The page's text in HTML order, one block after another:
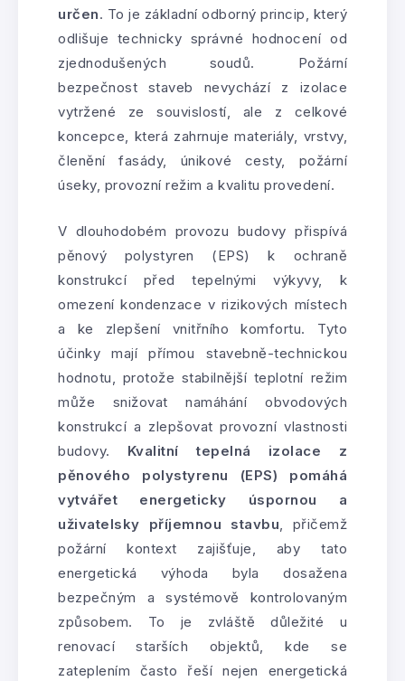
určen. To je základní odborný princip, který
odlišuje technicky správné hodnocení od
zjednodušených soudů. Požární
bezpečnost staveb nevychází z izolace
vytržené ze souvislostí, ale z celkové
koncepce, která zahrnuje materiály, vrstvy,
členění fasády, únikové cesty, požární
úseky, provozní režim a kvalitu provedení.
V dlouhodobém provozu budovy přispívá
pěnový polystyren (EPS) k ochraně
konstrukcí před tepelnými výkyvy, k
omezení kondenzace v rizikových místech
a ke zlepšení vnitřního komfortu. Tyto
účinky mají přímou stavebně-technickou
hodnotu, protože stabilnější teplotní režim
může snižovat namáhání obvodových
konstrukcí a zlepšovat provozní vlastnosti
budovy. Kvalitní tepelná izolace z
pěnového polystyrenu (EPS) pomáhá
vytvářet energeticky úspornou a
uživatelsky příjemnou stavbu, přičemž
požární kontext zajišťuje, aby tato
energetická výhoda byla dosažena
bezpečným a systémově kontrolovaným
způsobem. To je zvláště důležité u
renovací starších objektů, kde se
zateplením často řeší nejen energetická